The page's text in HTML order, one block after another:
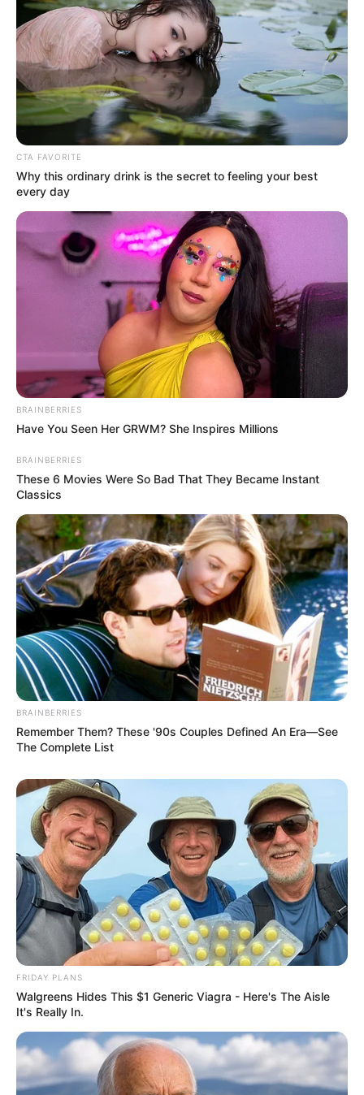
CTA FAVORITE
Why this ordinary drink is the secret to feeling your best
every day
BRAINBERRIES
Have You Seen Her GRWM? She Inspires Millions
BRAINBERRIES
These 6 Movies Were So Bad That They Became Instant
Classics
BRAINBERRIES
Remember Them? These '90s Couples Defined An Era—See
The Complete List
FRIDAY PLANS
Walgreens Hides This $1 Generic Viagra - Here's The Aisle
It's Really In.